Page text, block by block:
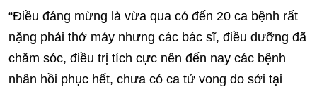
“Điều đáng mừng là vừa qua có đến 20 ca bệnh rất
nặng phải thở máy nhưng các bác sĩ, điều dưỡng đã
chăm sóc, điều trị tích cực nên đến nay các bệnh
nhân hồi phục hết, chưa có ca tử vong do sởi tại